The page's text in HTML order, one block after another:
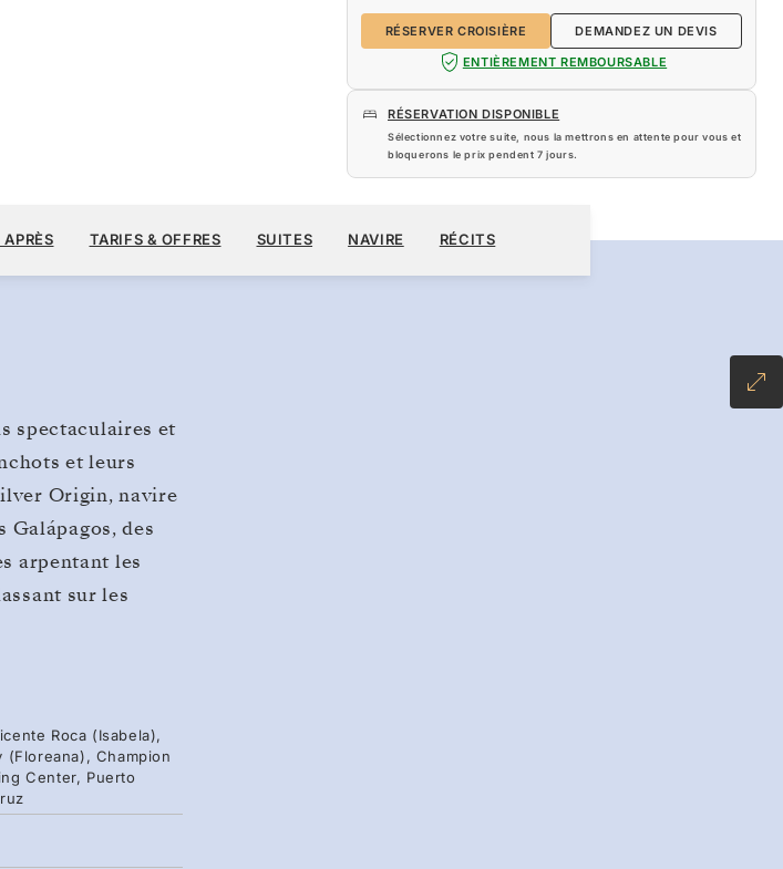
RÉSERVER CROISIÈRE
DEMANDEZ UN DEVIS
ENTIÈREMENT REMBOURSABLE
RÉSERVATION DISPONIBLE
Sélectionnez votre suite, nous la mettrons en attente pour vous et
bloquerons le prix pendent7 jours.
PAR VOYAGEUR, AVEC LE TARIF ALL-INCLUSIVE PLUS
RÉSERVER CROISIÈRE
TARIFS & OFFRES SUITES NAVIRE RÉCITS
spectaculaires et
et leurs
Origin, navire
des
arpentant les
sur les
Roca (Isabela),
(Floreana), Champion
Center, Puerto